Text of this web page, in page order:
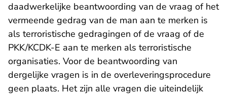
daadwerkelijke beantwoording van de vraag of het
vermeende gedrag van de man aan te merken is
als terroristische gedragingen of de vraag of de
PKK/KCDK-E aan te merken als terroristische
organisaties. Voor de beantwoording van
dergelijke vragen is in de overleveringsprocedure
geen plaats. Het zijn alle vragen die uiteindelijk